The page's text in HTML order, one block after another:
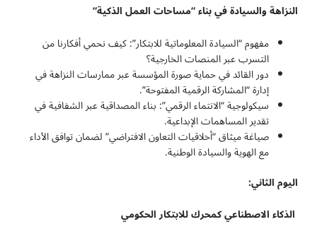
النزاهة والسيادة في بناء “مساحات العمل الذكية“
مفهوم “السيادة المعلوماتية للابتكار”: كيف نحمي أفكارنا من
التسرب عبر المنصات الخارجية؟
دور القائد في حماية صورة المؤسسة عبر ممارسات النزاهة في
إدارة “المشاركة الرقمية المفتوحة”.
سيكولوجية “الانتماء الرقمي”: بناء المصداقية عبر الشفافية في
تقدير المساهمات الإبداعية.
صياغة ميثاق “أخلاقيات التعاون الافتراضي” لضمان توافق الأداء
مع الهوية والسيادة الوطنية.
اليوم الثاني:
الذكاء الاصطناعي كمحرك للابتكار الحكومي